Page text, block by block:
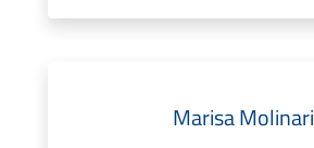
Marisa Molinari